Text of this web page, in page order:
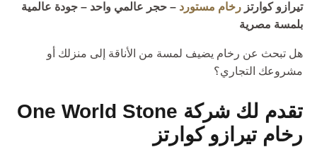
تيرازو كوارتز رخام مستورد – حجر عالمي واحد – جودة عالمية
بلمسة مصرية
هل تبحث عن رخام يضيف لمسة من الأناقة إلى منزلك أو
مشروعك التجاري؟
تقدم لك شركة One World Stone
رخام تيرازو كوارتز